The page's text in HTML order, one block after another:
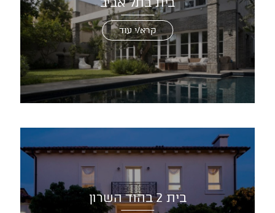
קרא/י עוד
בית 2 בהוד השרון